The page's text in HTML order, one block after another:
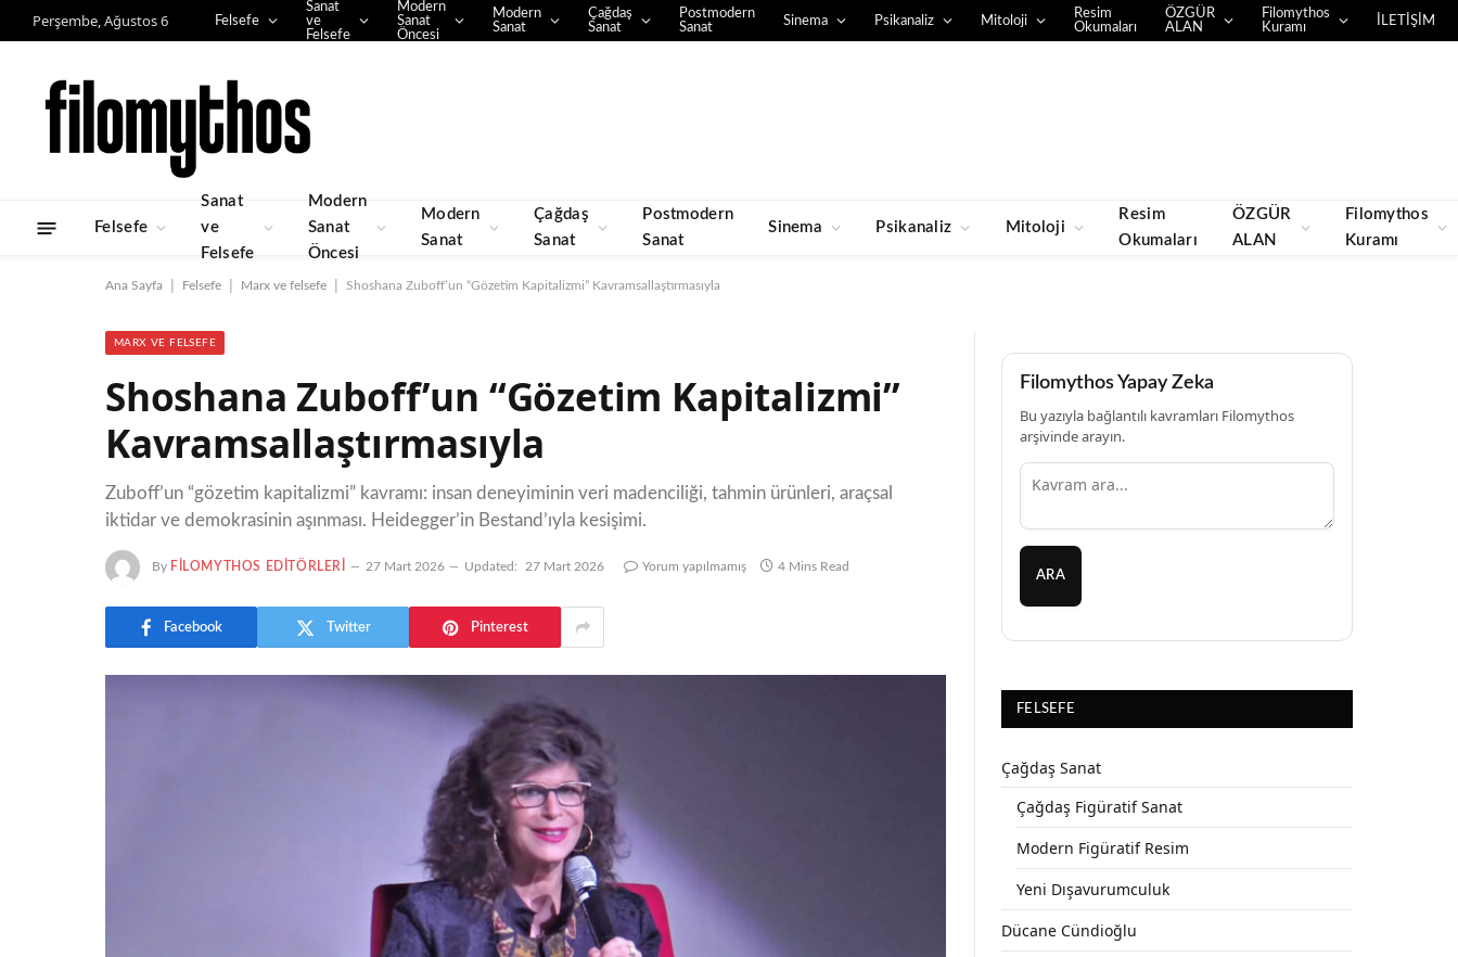
Perşembe, Ağustos 6 Felsefe
Sanat
ve
Felsefe
Modern
Sanat
Öncesi
Modern
Sanat
Çağdaş
Sanat
Postmodern
Sanat
Sinema Psikanaliz Mitoloji
Resim
Okumaları
ÖZGÜR
ALAN
Filomythos
Kuramı
İLETİŞİM
Felsefe
Sanat
ve
Felsefe
Modern
Sanat
Öncesi
Modern
Sanat
Çağdaş
Sanat
Postmodern
Sanat
Sinema Psikanaliz Mitoloji
Resim
Okumaları
ÖZGÜR
ALAN
Filomythos
Kuramı
Ana Sayfa Felsefe Marx ve felsefe Shoshana Zuboff’un “Gözetim Kapitalizmi” Kavramsallaştırmasıyla
MARX VE FELSEFE
Shoshana Zuboff’un “Gözetim Kapitalizmi”
Kavramsallaştırmasıyla
Zuboff’un “gözetim kapitalizmi” kavramı: insan deneyiminin veri madenciliği, tahmin ürünleri, araçsal
iktidar ve demokrasinin aşınması. Heidegger’in Bestand’ıyla kesişimi.
By FILOMYTHOS EDITÖRLERI 27 Mart 2026 Updated: 27 Mart 2026 Yorum yapılmamış 4 Mins Read
Facebook Twitter Pinterest
Filomythos Yapay Zeka
Bu yazıyla bağlantılı kavramları Filomythos
arşivinde arayın.
ARA
FELSEFE
Çağdaş Sanat
Çağdaş Figüratif Sanat
Modern Figüratif Resim
Yeni Dışavurumculuk
Dücane Cündioğlu